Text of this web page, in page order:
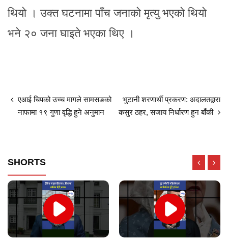
थियो । उक्त घटनामा पाँच जनाको मृत्यु भएको थियो
भने २० जना घाइते भएका थिए ।
एआई चिपको उच्च मागले सामसङको
नाफामा १९ गुणा वृद्धि हुने अनुमान
भुटानी शरणार्थी प्रकरण: अदालतद्वारा
कसुर ठहर, सजाय निर्धारण हुन बाँकी
SHORTS